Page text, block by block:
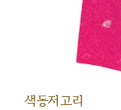
색동저고리